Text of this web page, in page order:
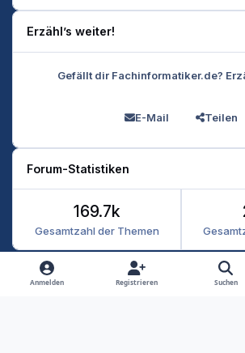
Erzähl’s weiter!
Gefällt dir Fachinformatiker.de?
E-Mail Teilen
Forum-Statistiken
Gesamtzahl der Themen
169.7k
Heller Modus
Dunkler Modus
Systemeinstellung
Anmelden Registrieren Suchen